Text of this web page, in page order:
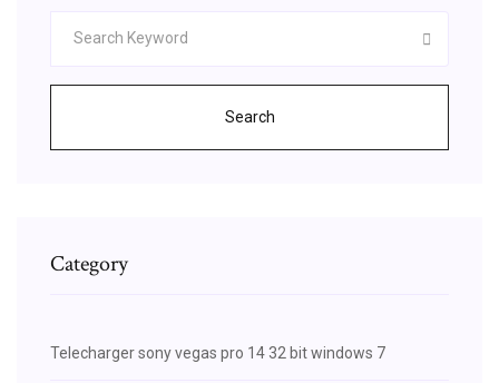
Search
Category
Telecharger sony vegas pro 14 32 bit windows 7